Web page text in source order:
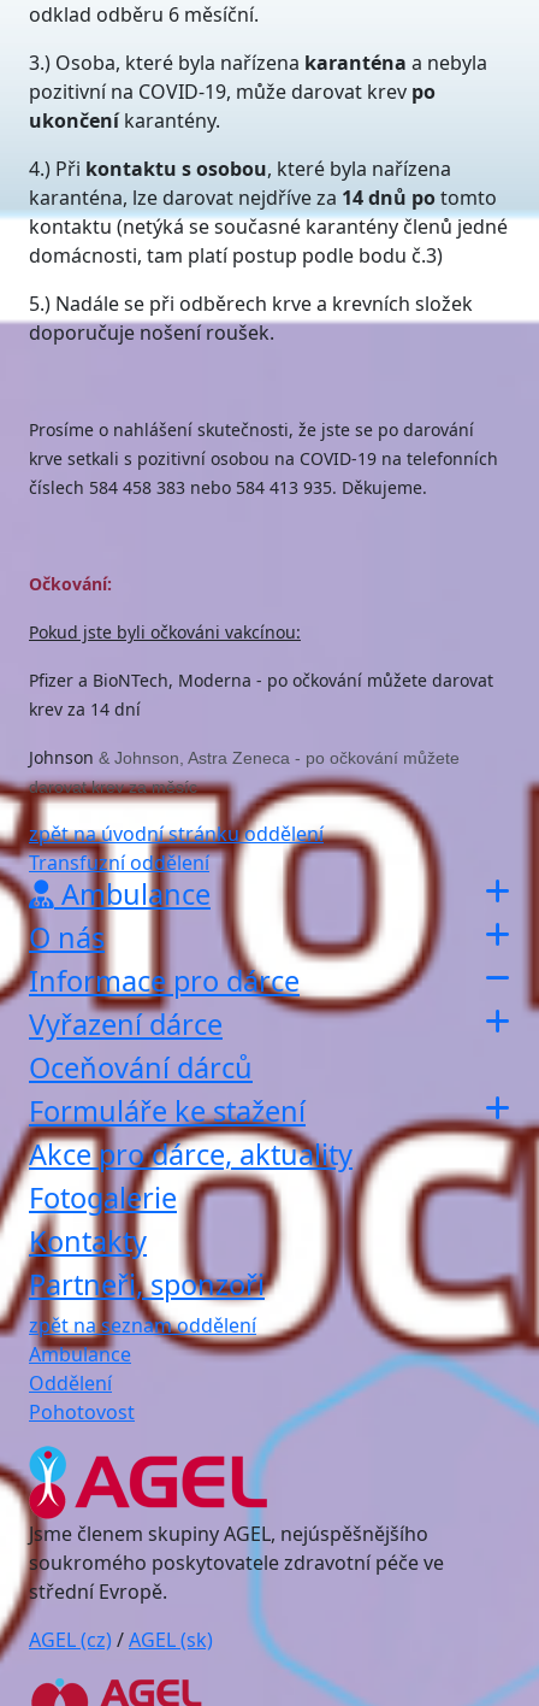
odklad odběru 6 měsíční.
3.) Osoba, které byla nařízena karanténa a nebyla
pozitivní na COVID-19, může darovat krev po
ukončeníkarantény.
4.) Při kontaktu s osobou, které byla nařízena
karanténa, lze darovat nejdříve za 14 dnů potomto
kontaktu (netýká se současné karantény členů jedné
domácnosti, tam platí postup podle bodu č.3)
5.) Nadále se při odběrech krve a krevních složek
doporučuje nošení roušek.
Prosíme o nahlášení skutečnosti, že jste se po darování
krve setkali s pozitivní osobou na COVID-19 na telefonních
číslech 584 458 383 nebo 584 413 935. Děkujeme.
Očkování:
Pokud jste byli očkováni vakcínou:
Pfizer a BioNTech, Moderna - po očkování můžete darovat
krev za 14 dní
Johnson & Johnson, Astra Zeneca - po očkování můžete
darovat krev za měsíc
zpět na úvodní stránku oddělení
Transfuzní oddělení
Ambulance
O nás
Informace pro dárce
Vyřazení dárce
Oceňování dárců
Formuláře ke stažení
Akce pro dárce, aktuality
Fotogalerie
Kontakty
Partneři, sponzoři
zpět na seznam oddělení
Ambulance
Oddělení
Pohotovost
Jsme členem skupiny AGEL, nejúspěšnějšího
soukromého poskytovatele zdravotní péče ve
střední Evropě.
AGEL (cz) /AGEL (sk)